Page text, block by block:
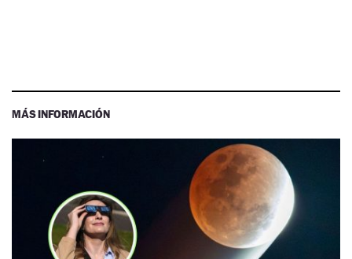
MÁS INFORMACIÓN